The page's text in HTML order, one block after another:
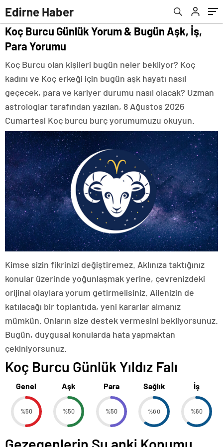
Edirne Haber
Koç Burcu Günlük Yorum & Bugün Aşk, İş,
Para Yorumu
Koç Burcu olan kişileri bugün neler bekliyor? Koç
kadını ve Koç erkeği için bugün aşk hayatı nasıl
geçecek, para ve kariyer durumu nasıl olacak? Uzman
astrologlar tarafından yazılan, 8 Ağustos 2026
Cumartesi Koç burcu burç yorumumuzu okuyun.
Kimse sizin fikrinizi değiştiremez. Aklınıza taktığınız
konular üzerinde yoğunlaşmak yerine, çevrenizdeki
orijinal olaylara yorum getirmelisiniz. Ailenizin de
katılacağı bir toplantıda, yeni kararlar almanız
mümkün. Onların size destek vermesini bekliyorsunuz.
Bugün, duygusal konularda hata yapmaktan
çekiniyorsunuz.
Koç Burcu Günlük Yıldız Falı
Genel
%50
Aşk
%50
Para
%50
Sağlık
%60
İş
%60